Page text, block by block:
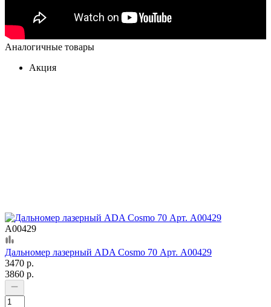
Аналогичные товары
Акция
А00429
Дальномер лазерный ADA Cosmo 70 Арт. А00429
3470 р.
3860 р.